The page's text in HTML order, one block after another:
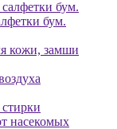
бум.
кожи, замши
насекомых